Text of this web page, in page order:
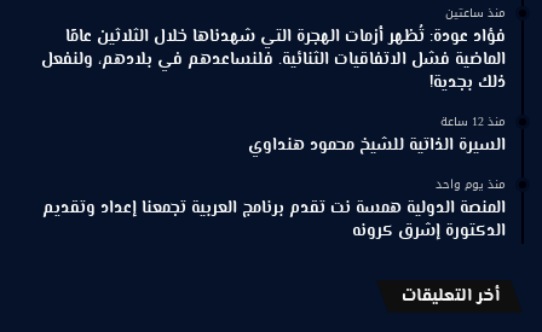
منذ ساعتين
فؤاد عودة: تُظهر أزمات الهجرة التي شهدناها خلال الثلاثين عامًا
الماضية فشل الاتفاقيات الثنائية. فلنساعدهم في بلادهم، ولنفعل
ذلك بجدية!
منذ 12 ساعة
السيرة الذاتية للشيخ محمود هنداوي
منذ يوم واحد
المنصة الدولية همسة نت تقدم برنامج العربية تجمعنا إعداد وتقديم
الدكتورة إشرق كرونه
أخر التعليقات